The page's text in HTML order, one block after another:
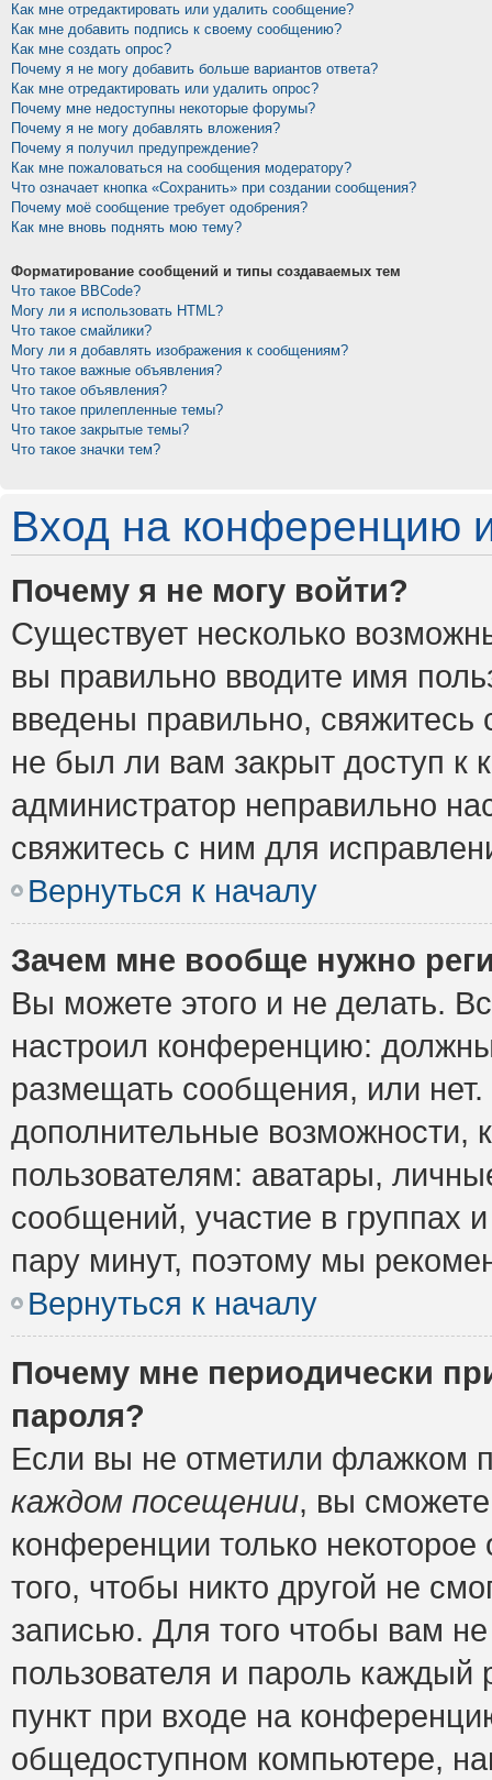
Как мне отредактировать или удалить сообщение?
Как мне добавить подпись к своему сообщению?
Как мне создать опрос?
Почему я не могу добавить больше вариантов ответа?
Как мне отредактировать или удалить опрос?
Почему мне недоступны некоторые форумы?
Почему я не могу добавлять вложения?
Почему я получил предупреждение?
Как мне пожаловаться на сообщения модератору?
Что означает кнопка «Сохранить» при создании сообщения?
Почему моё сообщение требует одобрения?
Как мне вновь поднять мою тему?
Форматирование сообщений и типы создаваемых тем
Что такое BBCode?
Могу ли я использовать HTML?
Что такое смайлики?
Могу ли я добавлять изображения к сообщениям?
Что такое важные объявления?
Что такое объявления?
Что такое прилепленные темы?
Что такое закрытые темы?
Что такое значки тем?
Вход на конференцию
Почему я не могу войти?
Существует несколько
вы правильно вводите имя
введены правильно,
не был ли вам закрыт доступ к
администратор неправильно
свяжитесь с ним для
Вернуться к началу
Зачем мне вообще нужно
Вы можете этого и не делать.
настроил конференцию:
размещать сообщения, или
дополнительные возможности,
пользователям: аватары,
сообщений, участие в группах
пару минут, поэтому мы
Вернуться к началу
Почему мне периодически
пароля?
Если вы не отметили флажком
каждом посещении, вы
конференции только
того, чтобы никто другой не
записью. Для того чтобы вам
пользователя и пароль
пункт при входе на
общедоступном компьютере,